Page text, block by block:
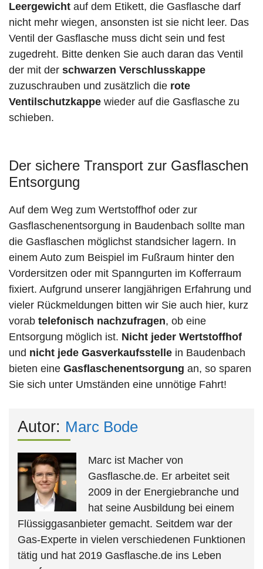
Leergewicht auf dem Etikett, die Gasflasche darf
nicht mehr wiegen, ansonsten ist sie nicht leer. Das
Ventil der Gasflasche muss dicht sein und fest
zugedreht. Bitte denken Sie auch daran das Ventil
der mit der schwarzen Verschlusskappe
zuzuschrauben und zusätzlich die rote
Ventilschutzkappe wieder auf die Gasflasche zu
schieben.
Der sichere Transport zur Gasflaschen
Entsorgung
Auf dem Weg zum Wertstoffhof oder zur
Gasflaschenentsorgung in Baudenbach sollte man
die Gasflaschen möglichst standsicher lagern. In
einem Auto zum Beispiel im Fußraum hinter den
Vordersitzen oder mit Spanngurten im Kofferraum
fixiert. Aufgrund unserer langjährigen Erfahrung und
vieler Rückmeldungen bitten wir Sie auch hier, kurz
vorab telefonisch nachzufragen, ob eine
Entsorgung möglich ist. Nicht jeder Wertstoffhof
und nicht jede Gasverkaufsstelle in Baudenbach
bieten eine Gasflaschenentsorgung an, so sparen
Sie sich unter Umständen eine unnötige Fahrt!
Autor: Marc Bode
Marc ist Macher von
Gasflasche.de. Er arbeitet seit
2009 in der Energiebranche und
hat seine Ausbildung bei einem
Flüssiggasanbieter gemacht. Seitdem war der
Gas-Experte in vielen verschiedenen Funktionen
tätig und hat 2019 Gasflasche.de ins Leben